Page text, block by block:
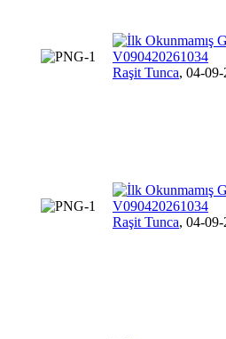
V090420261034
Raşit Tunca, 04-
V090420261034
Raşit Tunca, 04-